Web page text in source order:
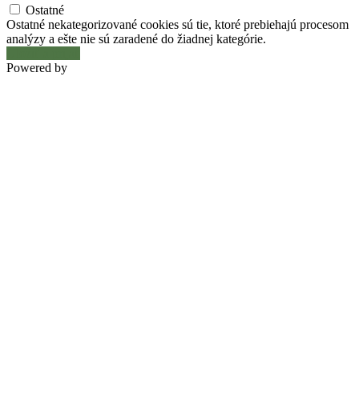
Ostatné
Ostatné nekategorizované cookies sú tie, ktoré prebiehajú procesom
analýzy a ešte nie sú zaradené do žiadnej kategórie.
Powered by